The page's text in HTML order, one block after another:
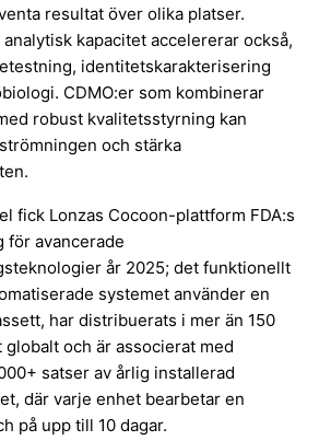
resultat över olika platser.
kapacitet accelererar också,
identitetskarakterisering
CDMO:er som kombinerar
robust kvalitetsstyrning kan
och stärka
fick Lonzas Cocoon-plattform FDA:s
för avancerade
år 2025; det funktionellt
systemet använder en
har distribuerats i mer än 150
globalt och är associerat med
satser av årlig installerad
där varje enhet bearbetar en
på upp till 10 dagar.